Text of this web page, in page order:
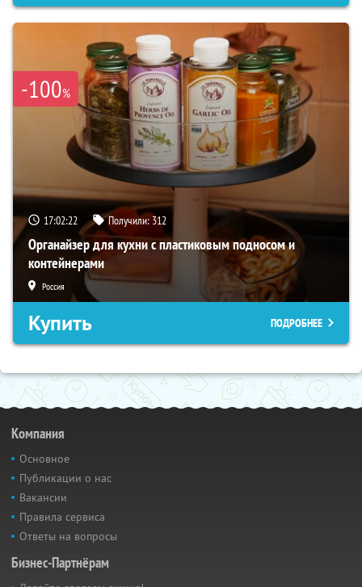
-100%
17:02:21 Получили: 312
Органайзер для кухни с пластиковым подносом и
контейнерами
Россия
Купить ПОДРОБНЕЕ
Компания
Основное
Публикации о нас
Вакансии
Правила сервиса
Ответы на вопросы
Бизнес-Партнёрам